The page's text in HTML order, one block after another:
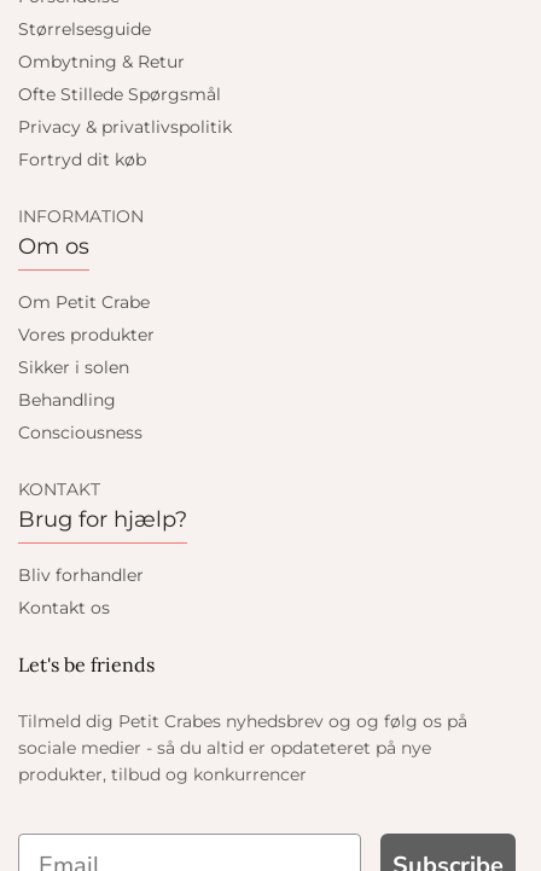
Størrelsesguide
Ombytning & Retur
Ofte Stillede Spørgsmål
Privacy & privatlivspolitik
Fortryd dit køb
INFORMATION
Om os
Om Petit Crabe
Vores produkter
Sikker i solen
Behandling
Consciousness
KONTAKT
Brug for hjælp?
Bliv forhandler
Kontakt os
Let's be friends
Tilmeld dig Petit Crabes nyhedsbrev og og følg os på
sociale medier - så du altid er opdateteret på nye
produkter, tilbud og konkurrencer